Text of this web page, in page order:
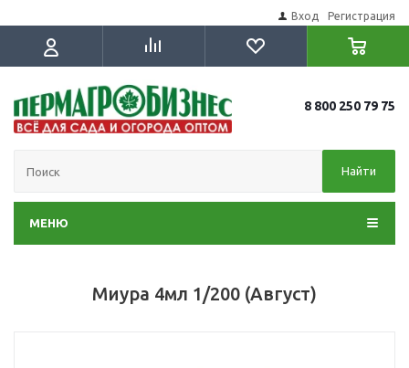
Вход Регистрация
8 800 250 79 75
Найти
МЕНЮ
Миура 4мл 1/200 (Август)